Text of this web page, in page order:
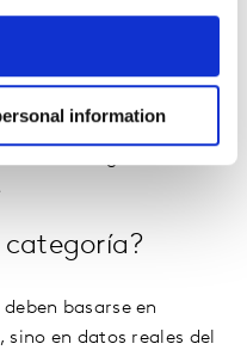
information
aquellos que gastan
categoría?
basarse en
en datos reales del